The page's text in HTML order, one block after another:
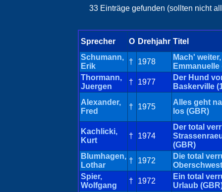
33 Einträge gefunden (sollten nicht
Sprecher O Drehjahr Titel
Schumann,
Erik
† 1978
Mach' weiter,
Emmanuelle
Thormann,
Juergen
† 1977
Der Hund
Baskerville
Alexander,
Fred
† 1975
Alles geht
los (GBR)
Kachlicki,
Kurt
† 1974
Der total
(GBR)
Blumhagen,
Lothar
† 1972
Die total
Spier,
Wolfgang
† 1972
Ein total
Urlaub